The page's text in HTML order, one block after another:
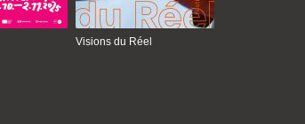
Visions du Réel